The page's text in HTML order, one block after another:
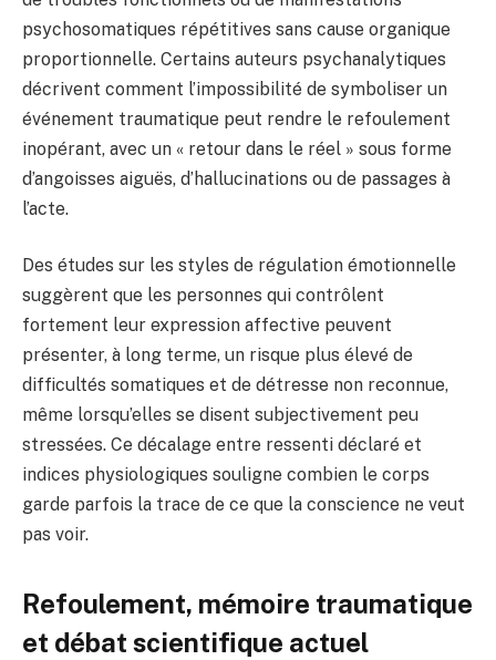
psychosomatiques répétitives sans cause organique
proportionnelle. Certains auteurs psychanalytiques
décrivent comment l’impossibilité de symboliser un
événement traumatique peut rendre le refoulement
inopérant, avec un « retour dans le réel » sous forme
d’angoisses aiguës, d’hallucinations ou de passages à
l’acte.
Des études sur les styles de régulation émotionnelle
suggèrent que les personnes qui contrôlent
fortement leur expression affective peuvent
présenter, à long terme, un risque plus élevé de
difficultés somatiques et de détresse non reconnue,
même lorsqu’elles se disent subjectivement peu
stressées. Ce décalage entre ressenti déclaré et
indices physiologiques souligne combien le corps
garde parfois la trace de ce que la conscience ne veut
pas voir.
Refoulement, mémoire traumatique
et débat scientifique actuel